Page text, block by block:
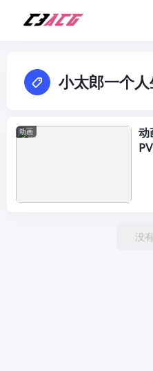
小太郎一个
动画
动
没